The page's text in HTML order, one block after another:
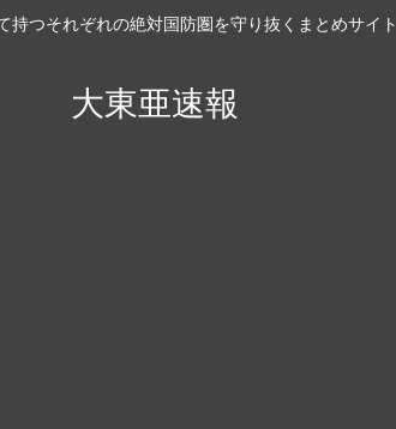
持つそれぞれの絶対国防圏を守り抜くまとめサイト
大東亜速報